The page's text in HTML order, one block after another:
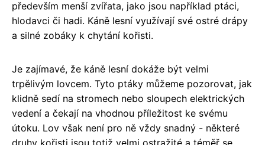
především menší zvířata, jako jsou například ptáci,
hlodavci či hadi. Káně lesní využívají své ostré drápy
a silné zobáky k chytání kořisti.
Je zajímavé, že káně lesní dokáže být velmi
trpělivým lovcem. Tyto ptáky můžeme pozorovat, jak
klidně sedí na stromech nebo sloupech elektrických
vedení a čekají na vhodnou příležitost ke svému
útoku. Lov však není pro ně vždy snadný - některé